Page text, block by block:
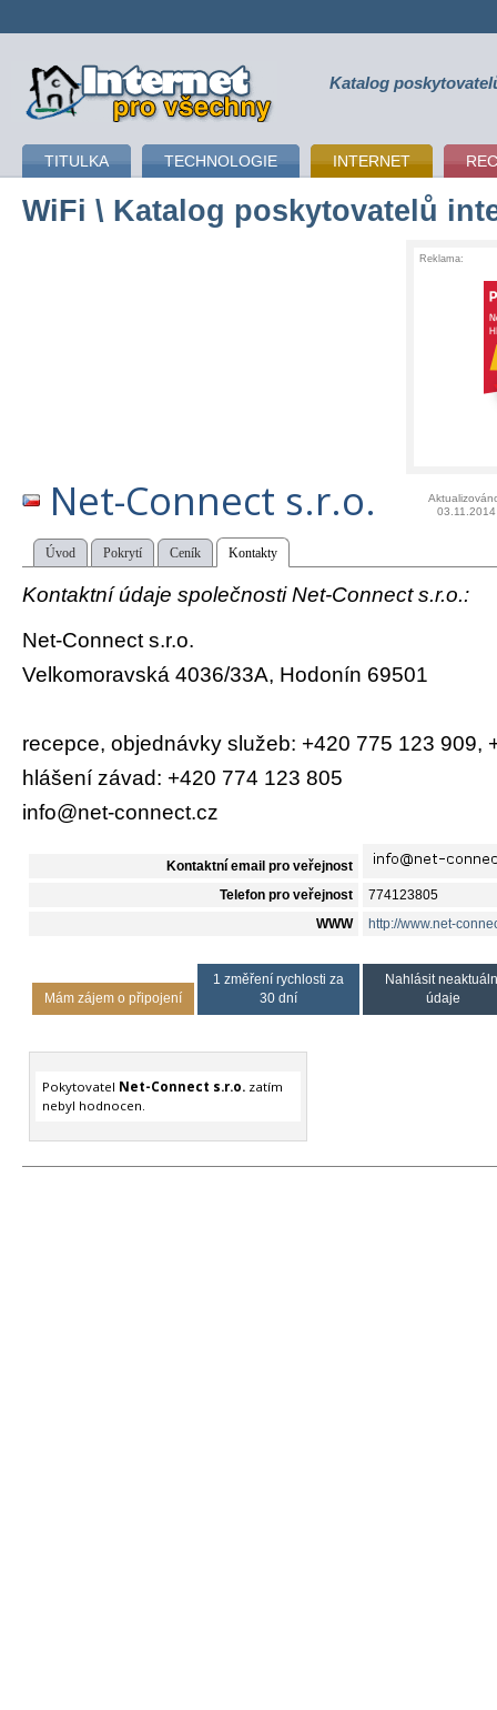
připojení k internetu Katalog
TITULKA TECHNOLOGIE INTERNET
WiFi \ Katalog poskytovatelů
Reklama:
Net-Connect s.r.o.
03.11.2014
Úvod Pokrytí Ceník Kontakty
Kontaktní údaje společnosti Net-Connect s.r.o.:
Net-Connect s.r.o.
Velkomoravská 4036/33A, Hodonín 69501
recepce, objednávky služeb: +420 775 123 909,
hlášení závad: +420 774 123 805
info@net-connect.cz
Kontaktní email pro veřejnost
Telefon pro veřejnost 774123805
WWW http://www.net-
Mám zájem o připojení
1 změření rychlosti za
30 dní
Nahlásit
údaje
Pokytovatel Net-Connect s.r.o.zatím
nebyl hodnocen.